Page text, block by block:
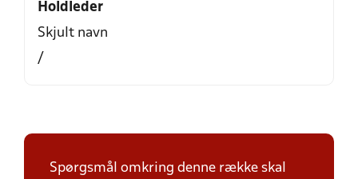
Holdleder
Skjult navn
/
Spørgsmål omkring denne række skal